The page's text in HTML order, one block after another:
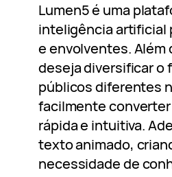
Lumen5 é uma
inteligência artificial
e envolventes. Além
deseja diversificar o
públicos diferentes
facilmente
rápida e intuitiva.
texto animado,
necessidade de